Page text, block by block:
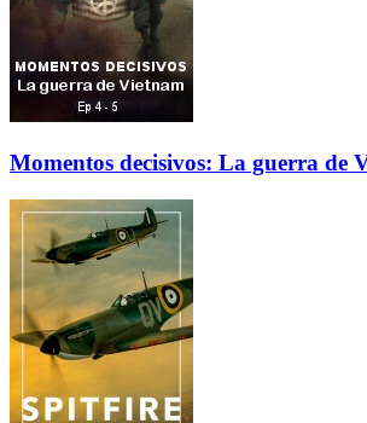
Momentos decisivos: La guerra de